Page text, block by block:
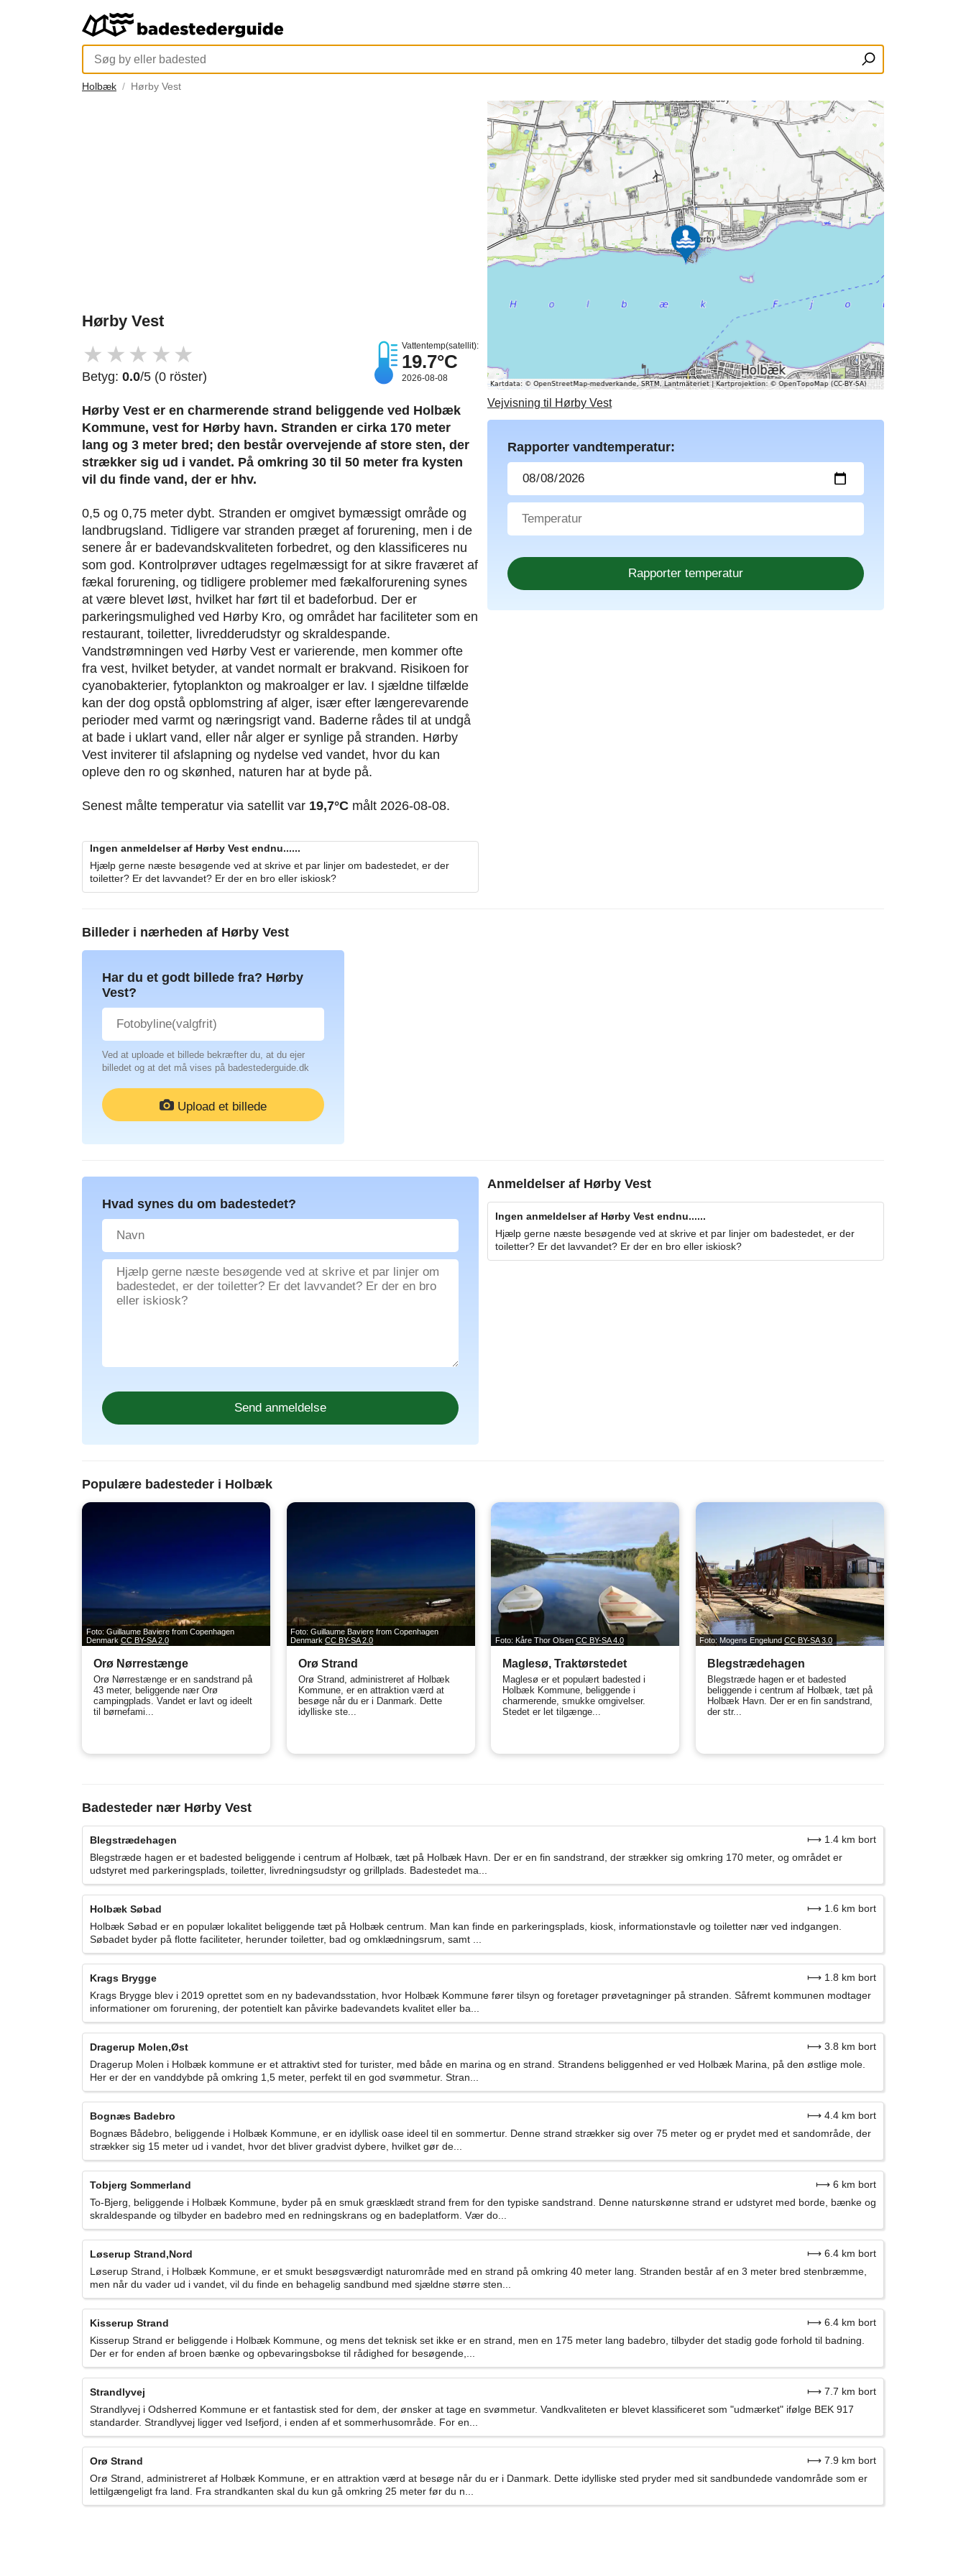
Holbæk Hørby Vest
Hørby Vest
★ ★ ★ ★ ★
Betyg: 0.0/5 (0 röster)
Vattentemp(satellit):
19.7°C
2026-08-08
Hørby Vest er en charmerende strand beliggende ved Holbæk
Kommune, vest for Hørby havn. Stranden er cirka 170 meter
lang og 3 meter bred; den består overvejende af store sten, der
strækker sig ud i vandet. På omkring 30 til 50 meter fra kysten
vil du finde vand, der er hhv.
0,5 og 0,75 meter dybt. Stranden er omgivet bymæssigt område og
landbrugsland. Tidligere var stranden præget af forurening, men i de
senere år er badevandskvaliteten forbedret, og den klassificeres nu
som god. Kontrolprøver udtages regelmæssigt for at sikre fraværet af
fækal forurening, og tidligere problemer med fækalforurening synes
at være blevet løst, hvilket har ført til et badeforbud. Der er
parkeringsmulighed ved Hørby Kro, og området har faciliteter som en
restaurant, toiletter, livredderudstyr og skraldespande.
Vandstrømningen ved Hørby Vest er varierende, men kommer ofte
fra vest, hvilket betyder, at vandet normalt er brakvand. Risikoen for
cyanobakterier, fytoplankton og makroalger er lav. I sjældne tilfælde
kan der dog opstå opblomstring af alger, især efter længerevarende
perioder med varmt og næringsrigt vand. Baderne rådes til at undgå
at bade i uklart vand, eller når alger er synlige på stranden. Hørby
Vest inviterer til afslapning og nydelse ved vandet, hvor du kan
opleve den ro og skønhed, naturen har at byde på.
Senest målte temperatur via satellit var 19,7°C målt 2026-08-08.
Ingen anmeldelser af Hørby Vest endnu......
Hjælp gerne næste besøgende ved at skrive et par linjer om badestedet, er der
toiletter? Er det lavvandet? Er der en bro eller iskiosk?
Vejvisning til Hørby Vest
Rapporter vandtemperatur:
Billeder i nærheden af Hørby Vest
Har du et godt billede fra? Hørby
Vest?
Ved at uploade et billede bekræfter du, at du ejer
billedet og at det må vises på badestederguide.dk
Upload et billede
Anmeldelser af Hørby Vest
Ingen anmeldelser af Hørby Vest endnu......
Hjælp gerne næste besøgende ved at skrive et par linjer om badestedet, er der
toiletter? Er det lavvandet? Er der en bro eller iskiosk?
Hvad synes du om badestedet?
Populære badesteder i Holbæk
Foto: Guillaume Baviere from Copenhagen
Denmark CC BY-SA 2.0
Orø Nørrestænge
Orø Nørrestænge er en sandstrand på
43 meter, beliggende nær Orø
campingplads. Vandet er lavt og ideelt
til børnefami...
Foto: Guillaume Baviere from Copenhagen
DenmarkCC BY-SA 2.0
Orø Strand
Orø Strand, administreret af Holbæk
Kommune, er en attraktion værd at
besøge når du er i Danmark. Dette
idylliske ste...
Foto: Kåre Thor Olsen CC BY-SA 4.0
Maglesø, Traktørstedet
Maglesø er et populært badested i
Holbæk Kommune, beliggende i
charmerende, smukke omgivelser.
Stedet er let tilgænge...
Foto: Mogens EngelundCC BY-SA 3.0
Blegstrædehagen
Blegstræde hagen er et badested
beliggende i centrum af Holbæk, tæt på
Holbæk Havn. Der er en fin sandstrand,
der str...
Badesteder nær Hørby Vest
Blegstrædehagen
⟼ 1.4 km bort
Blegstræde hagen er et badested beliggende i centrum af Holbæk, tæt på Holbæk Havn. Der er en fin sandstrand, der strækker sig omkring 170 meter, og området er
udstyret med parkeringsplads, toiletter, livredningsudstyr og grillplads. Badestedet ma...
Holbæk Søbad
⟼ 1.6 km bort
Holbæk Søbad er en populær lokalitet beliggende tæt på Holbæk centrum. Man kan finde en parkeringsplads, kiosk, informationstavle og toiletter nær ved indgangen.
Søbadet byder på flotte faciliteter, herunder toiletter, bad og omklædningsrum, samt ...
Krags Brygge
⟼ 1.8 km bort
Krags Brygge blev i 2019 oprettet som en ny badevandsstation, hvor Holbæk Kommune fører tilsyn og foretager prøvetagninger på stranden. Såfremt kommunen modtager
informationer om forurening, der potentielt kan påvirke badevandets kvalitet eller ba...
Dragerup Molen,Øst
⟼ 3.8 km bort
Dragerup Molen i Holbæk kommune er et attraktivt sted for turister, med både en marina og en strand. Strandens beliggenhed er ved Holbæk Marina, på den østlige mole.
Her er der en vanddybde på omkring 1,5 meter, perfekt til en god svømmetur. Stran...
Bognæs Badebro
⟼ 4.4 km bort
Bognæs Bådebro, beliggende i Holbæk Kommune, er en idyllisk oase ideel til en sommertur. Denne strand strækker sig over 75 meter og er prydet med et sandområde, der
strækker sig 15 meter ud i vandet, hvor det bliver gradvist dybere, hvilket gør de...
Tobjerg Sommerland
⟼ 6 km bort
To-Bjerg, beliggende i Holbæk Kommune, byder på en smuk græsklædt strand frem for den typiske sandstrand. Denne naturskønne strand er udstyret med borde, bænke og
skraldespande og tilbyder en badebro med en redningskrans og en badeplatform. Vær do...
Løserup Strand,Nord
⟼ 6.4 km bort
Løserup Strand, i Holbæk Kommune, er et smukt besøgsværdigt naturområde med en strand på omkring 40 meter lang. Stranden består af en 3 meter bred stenbræmme,
men når du vader ud i vandet, vil du finde en behagelig sandbund med sjældne større sten...
Kisserup Strand
⟼ 6.4 km bort
Kisserup Strand er beliggende i Holbæk Kommune, og mens det teknisk set ikke er en strand, men en 175 meter lang badebro, tilbyder det stadig gode forhold til badning.
Der er for enden af broen bænke og opbevaringsbokse til rådighed for besøgende,...
Strandlyvej
⟼ 7.7 km bort
Strandlyvej i Odsherred Kommune er et fantastisk sted for dem, der ønsker at tage en svømmetur. Vandkvaliteten er blevet klassificeret som "udmærket" ifølge BEK 917
standarder. Strandlyvej ligger ved Isefjord, i enden af et sommerhusområde. For en...
Orø Strand
⟼ 7.9 km bort
Orø Strand, administreret af Holbæk Kommune, er en attraktion værd at besøge når du er i Danmark. Dette idylliske sted pryder med sit sandbundede vandområde som er
lettilgængeligt fra land. Fra strandkanten skal du kun gå omkring 25 meter før du n...